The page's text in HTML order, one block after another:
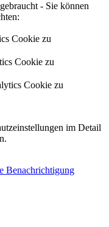
- Sie können
Cookie zu
Cookie zu
Cookie zu
im Detail
Benachrichtigung